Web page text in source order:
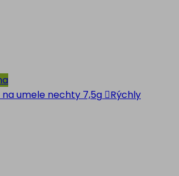
Rýchly